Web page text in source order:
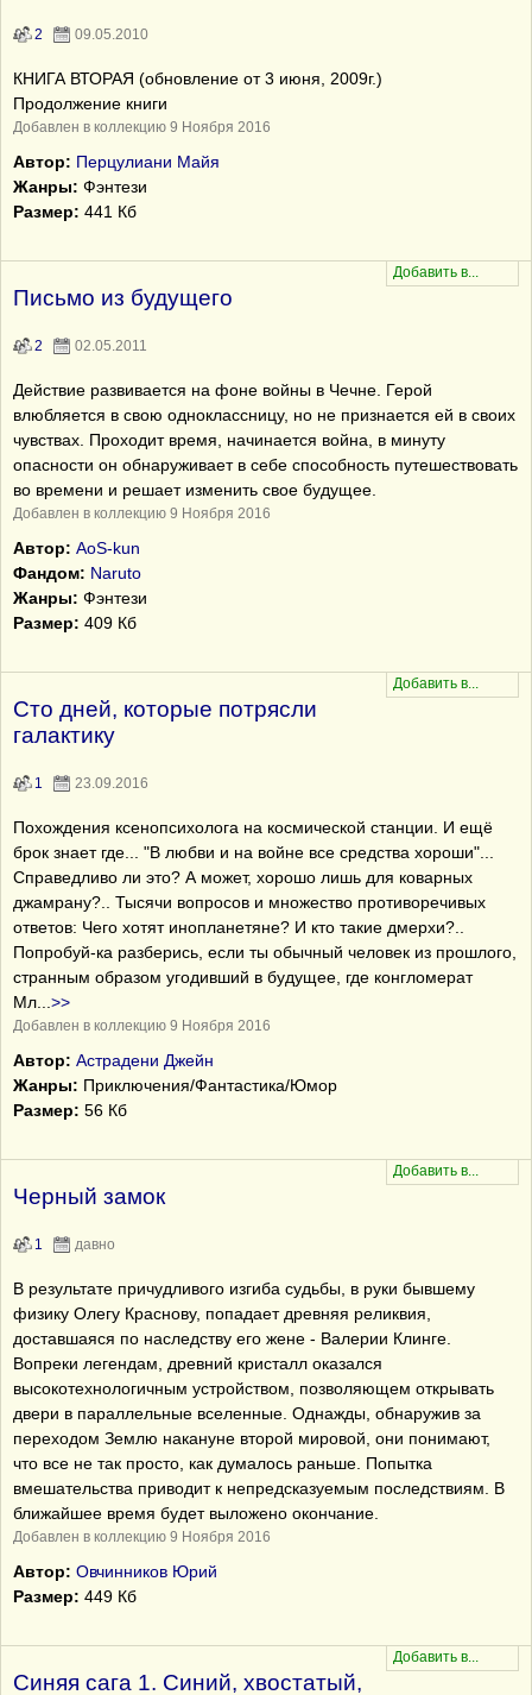
2 09.05.2010
КНИГА ВТОРАЯ (обновление от 3 июня, 2009г.)
Продолжение книги
Добавлен в коллекцию 9 Ноября 2016
Автор: Перцулиани Майя
Жанры: Фэнтези
Размер: 441 Кб
Письмо из будущего
2 02.05.2011
Действие развивается на фоне войны в Чечне. Герой
влюбляется в свою одноклассницу, но не признается ей в своих
чувствах. Проходит время, начинается война, в минуту
опасности он обнаруживает в себе способность путешествовать
во времени и решает изменить свое будущее.
Добавлен в коллекцию 9 Ноября 2016
Автор: AoS-kun
Фандом: Naruto
Жанры: Фэнтези
Размер: 409 Кб
Сто дней, которые потрясли
галактику
1 23.09.2016
Похождения ксенопсихолога на космической станции. И ещё
брок знает где... "В любви и на войне все средства хороши"...
Справедливо ли это? А может, хорошо лишь для коварных
джамрану?.. Тысячи вопросов и множество противоречивых
ответов: Чего хотят инопланетяне? И кто такие дмерхи?..
Попробуй-ка разберись, если ты обычный человек из прошлого,
странным образом угодивший в будущее, где конгломерат
Мл
>>
Добавлен в коллекцию 9 Ноября 2016
Автор: Астрадени Джейн
Жанры: Приключения/Фантастика/Юмор
Размер: 56 Кб
Черный замок
1 давно
В результате причудливого изгиба судьбы, в руки бывшему
физику Олегу Краснову, попадает древняя реликвия,
доставшаяся по наследству его жене - Валерии Клинге.
Вопреки легендам, древний кристалл оказался
высокотехнологичным устройством, позволяющем открывать
двери в параллельные вселенные. Однажды, обнаружив за
переходом Землю накануне второй мировой, они понимают,
что все не так просто, как думалось раньше. Попытка
вмешательства приводит к непредсказуемым последствиям. В
ближайшее время будет выложено окончание.
Добавлен в коллекцию 9 Ноября 2016
Автор: Овчинников Юрий
Размер: 449 Кб
Синяя сага 1. Синий, хвостатый,